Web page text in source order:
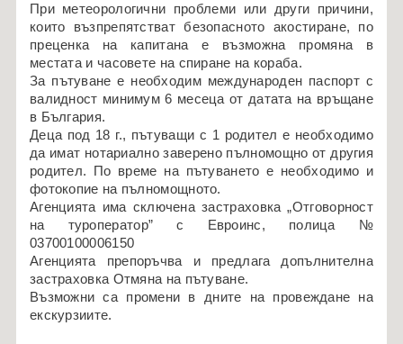
При метеорологични проблеми или други причини,
които възпрепятстват безопасното акостиране, по
преценка на капитана е възможна промяна в
местата и часовете на спиране на кораба.
За пътуване е необходим международен паспорт с
валидност минимум 6 месеца от датата на връщане
в България.
Деца под 18 г., пътуващи с 1 родител е необходимо
да имат нотариално заверено пълномощно от другия
родител. По време на пътуването е необходимо и
фотокопие на пълномощното.
Агенцията има сключена застраховка „Отговорност
на туроператор” с Евроинс, полица №
03700100006150
Агенцията препоръчва и предлага допълнителна
застраховка Отмяна на пътуване.
Възможни са промени в дните на провеждане на
екскурзиите.